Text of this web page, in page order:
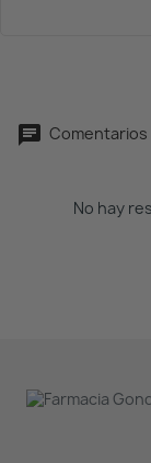
Comentarios
No hay